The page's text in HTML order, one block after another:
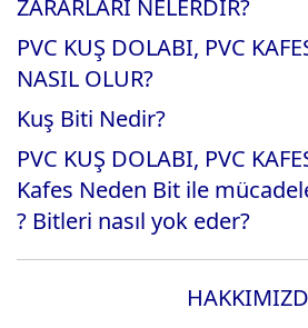
ZARARLARI NELERDİR?
PVC KUŞ DOLABI, PVC
NASIL OLUR?
Kuş Biti Nedir?
PVC KUŞ DOLABI, PVC
Kafes Neden Bit ile
? Bitleri nasıl yok eder?